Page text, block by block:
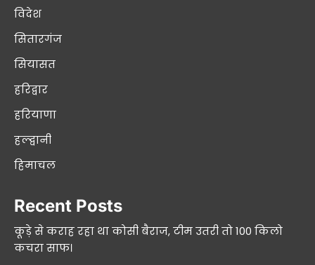
विदेश
सितारगंज
सियासत
हरिद्वार
हरियाणा
हल्द्वानी
हिमाचल
Recent Posts
कूड़े से कराह रहा था कोसी बैराज, टीम उतरी तो 100 किलो
कचरा साफ।